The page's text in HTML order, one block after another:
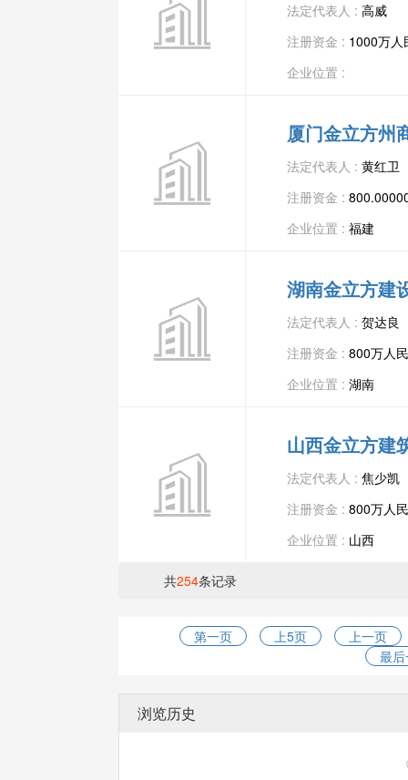
法定代表人 : 高威
注册资金 : 1000万人
企业位置 :
厦门金立方州
法定代表人 : 黄红卫
注册资金 :
企业位置 : 福建
湖南金立方建
法定代表人 : 贺达良
注册资金 : 800万人
企业位置 : 湖南
山西金立方建
法定代表人 : 焦少凯
注册资金 : 800万人
企业位置 : 山西
共254条记录
第一页 上5页
上一页
最
浏览历史